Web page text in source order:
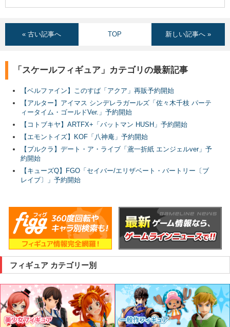
« 古い記事へ TOP 新しい記事へ »
「スケールフィギュア」カテゴリの最新記事
【ベルファイン】このすば「アクア」再販予約開始
【アルター】アイマス シンデレラガールズ「佐々木千枝 パーテ
ィータイム・ゴールドVer.」予約開始
【コトブキヤ】ARTFX+「バットマン HUSH」予約開始
【エモントイズ】KOF「八神庵」予約開始
【プルクラ】デート・ア・ライブ「鳶一折紙 エンジェルver」予
約開始
【キューズQ】FGO「セイバー/エリザベート・バートリー〔ブ
レイブ〕」予約開始
フィギュア カテゴリー別